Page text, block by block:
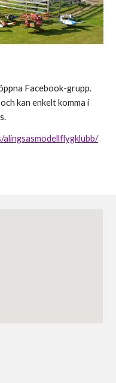
Facebook-grupp.
kan enkelt komma i